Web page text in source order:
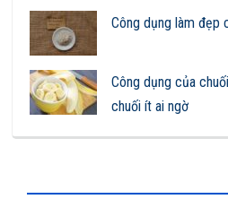
Công dụng làm đẹp
Công dụng của
chuối ít ai ngờ